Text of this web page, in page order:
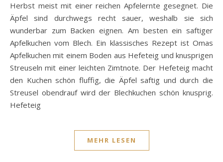
Herbst meist mit einer reichen Apfelernte gesegnet. Die
Äpfel sind durchwegs recht sauer, weshalb sie sich
wunderbar zum Backen eignen. Am besten ein saftiger
Apfelkuchen vom Blech. Ein klassisches Rezept ist Omas
Apfelkuchen mit einem Boden aus Hefeteig und knusprigen
Streuseln mit einer leichten Zimtnote. Der Hefeteig macht
den Kuchen schön fluffig, die Äpfel saftig und durch die
Streusel obendrauf wird der Blechkuchen schön knusprig.
Hefeteig
MEHR LESEN